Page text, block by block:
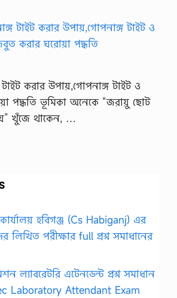
টাইট করার উপায়,গোপনাঙ্গ টাইট ও
পদ্ধতি ভূমিকা অনেকে “জরায়ু ছোট
খুঁজে থাকেন, …
হবিগঞ্জ (Cs Habiganj) এর
লিখিত পরীক্ষার full প্রশ্ন সমাধানের
ল্যাবরেটরি এটেনডেন্ট প্রশ্ন সমাধান
Laboratory Attendant Exam